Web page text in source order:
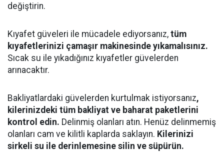
değiştirin.
Kıyafet güveleri ile mücadele ediyorsanız, tüm
kıyafetlerinizi çamaşır makinesinde yıkamalısınız.
Sıcak su ile yıkadığınız kıyafetler güvelerden
arınacaktır.
Bakliyatlardaki güvelerden kurtulmak istiyorsanız,
kilerinizdeki tüm bakliyat ve baharat paketlerini
kontrol edin. Delinmiş olanları atın. Henüz delinmemiş
olanları cam ve kilitli kaplarda saklayın. Kilerinizi
sirkeli su ile derinlemesine silin ve süpürün.